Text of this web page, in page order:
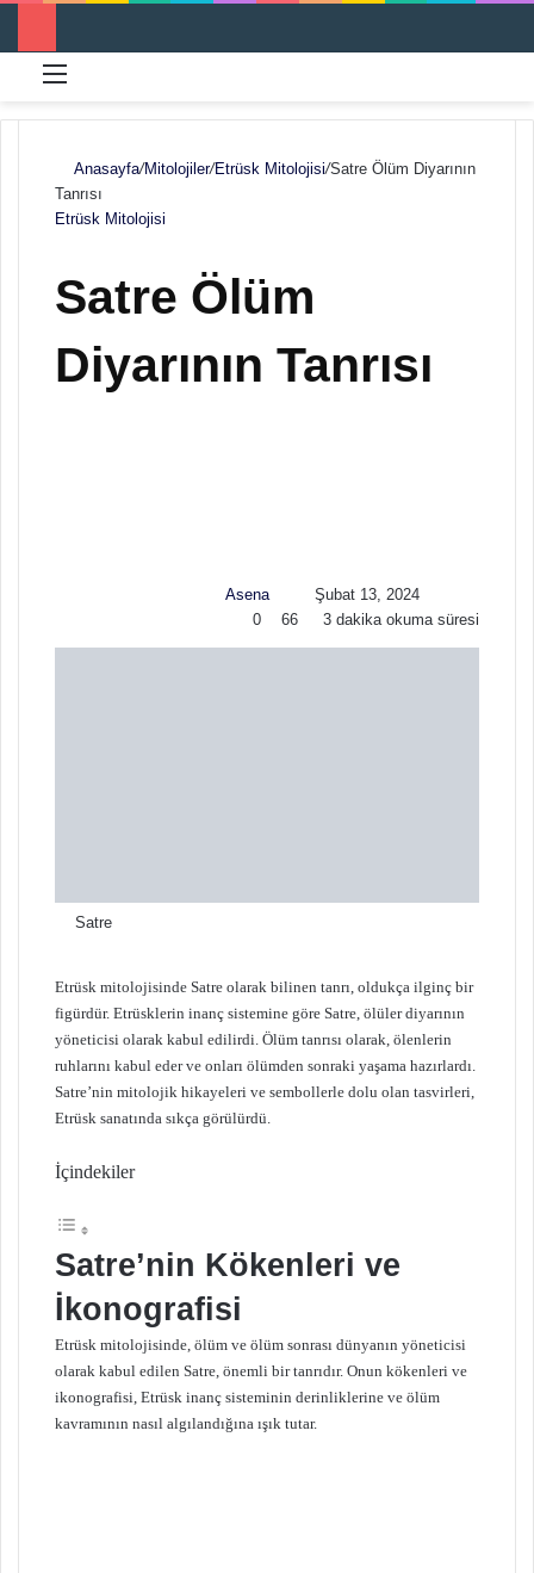
Anasayfa/Mitolojiler/Etrüsk Mitolojisi/Satre Ölüm Diyarının
Tanrısı
Etrüsk Mitolojisi
Satre Ölüm
Diyarının Tanrısı
Asena
n
X
o
t
Şubat 13, 2024
0
66 3 dakika okuma süresi
Satre
Etrüsk mitolojisinde Satre olarak bilinen tanrı, oldukça ilginç bir
figürdür. Etrüsklerin inanç sistemine göre Satre, ölüler diyarının
yöneticisi olarak kabul edilirdi. Ölüm tanrısı olarak, ölenlerin
ruhlarını kabul eder ve onları ölümden sonraki yaşama hazırlardı.
Satre’nin mitolojik hikayeleri ve sembollerle dolu olan tasvirleri,
Etrüsk sanatında sıkça görülürdü.
İçindekiler
Satre’nin Kökenleri ve
İkonografisi
Etrüsk mitolojisinde, ölüm ve ölüm sonrası dünyanın yöneticisi
olarak kabul edilen Satre, önemli bir tanrıdır. Onun kökenleri ve
ikonografisi, Etrüsk inanç sisteminin derinliklerine ve ölüm
kavramının nasıl algılandığına ışık tutar.